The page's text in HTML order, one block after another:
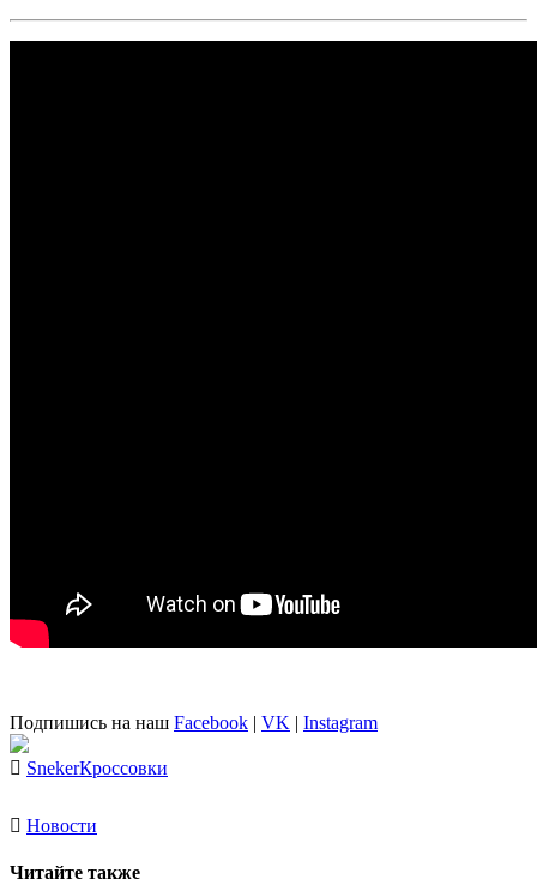
Подпишись на наш Facebook | VK | Instagram
SnekerКроссовки
Новости
Читайте также